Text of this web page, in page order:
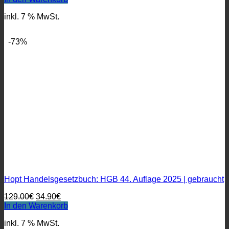
115.00€
inkl. 7 % MwSt.
-73%
Hopt Handelsgesetzbuch: HGB 44. Auflage 2025 | gebraucht
129.00€ Ursprünglicher
Preis
129.00€
34.90€Aktueller
Preis
In den Warenkorb
inkl. 7 % MwSt.